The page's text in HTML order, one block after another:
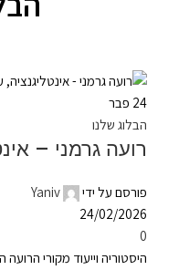
24 פבר
הבלוג שלנו
פורסם על ידי
Yaniv
24/02/2026
0